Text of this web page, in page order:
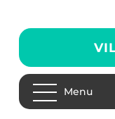
Menu